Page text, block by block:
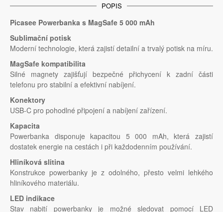
POPIS
Picasee Powerbanka s MagSafe 5 000 mAh
Sublimační potisk
Moderní technologie, která zajistí detailní a trvalý potisk na míru.
MagSafe kompatibilita
Silné magnety zajišťují bezpečné přichycení k zadní části
telefonu pro stabilní a efektivní nabíjení.
Konektory
USB-C pro pohodlné připojení a nabíjení zařízení.
Kapacita
Powerbanka disponuje kapacitou 5 000 mAh, která zajistí
dostatek energie na cestách i při každodenním používání.
Hliníková slitina
Konstrukce powerbanky je z odolného, přesto velmi lehkého
hliníkového materiálu.
LED indikace
Stav nabití powerbanky je možné sledovat pomocí LED